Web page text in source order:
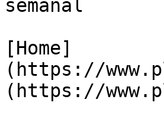
semanal
[Home]
(https://
(https://